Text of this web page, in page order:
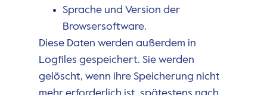
Sprache und Version der
Browsersoftware.
Diese Daten werden außerdem in
Logfiles gespeichert. Sie werden
gelöscht, wenn ihre Speicherung nicht